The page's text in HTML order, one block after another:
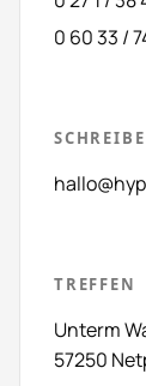
0 60 33 /
TREFFEN
Unterm
57250